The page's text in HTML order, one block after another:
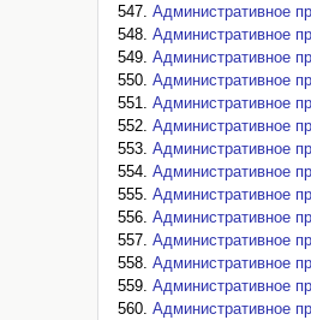
Административное
Административное
Административное
Административное
Административное
Административное
Административное
Административное
Административное
Административное
Административное
Административное
Административное
Административное